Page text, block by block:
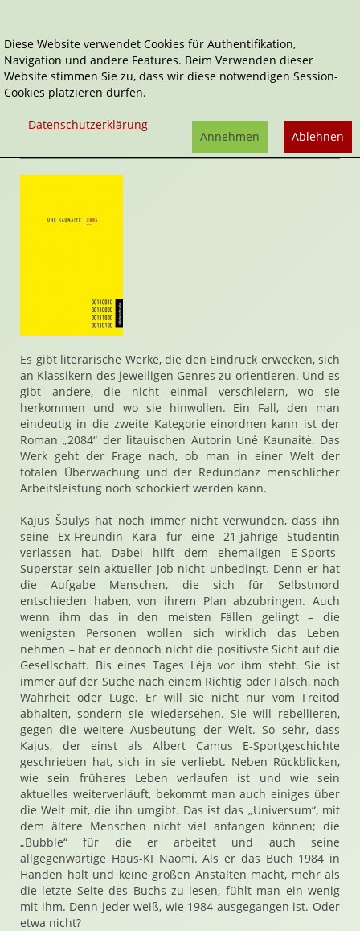
Home Belletristik 2084
2084
Rezension von Stefan Cernohuby | 25. Mai 2026
Es gibt literarische Werke, die den Eindruck erwecken, sich
an Klassikern des jeweiligen Genres zu orientieren. Und es
gibt andere, die nicht einmal verschleiern, wo sie
herkommen und wo sie hinwollen. Ein Fall, den man
eindeutig in die zweite Kategorie einordnen kann ist der
Roman „2084“ der litauischen Autorin Unė Kaunaitė. Das
Werk geht der Frage nach, ob man in einer Welt der
totalen Überwachung und der Redundanz menschlicher
Arbeitsleistung noch schockiert werden kann.
Kajus Šaulys hat noch immer nicht verwunden, dass ihn
seine Ex-Freundin Kara für eine 21-jährige Studentin
verlassen hat. Dabei hilft dem ehemaligen E-Sports-
Superstar sein aktueller Job nicht unbedingt. Denn er hat
die Aufgabe Menschen, die sich für Selbstmord
entschieden haben, von ihrem Plan abzubringen. Auch
wenn ihm das in den meisten Fällen gelingt – die
wenigsten Personen wollen sich wirklich das Leben
nehmen – hat er dennoch nicht die positivste Sicht auf die
Gesellschaft. Bis eines Tages Lėja vor ihm steht. Sie ist
immer auf der Suche nach einem Richtig oder Falsch, nach
Wahrheit oder Lüge. Er will sie nicht nur vom Freitod
abhalten, sondern sie wiedersehen. Sie will rebellieren,
gegen die weitere Ausbeutung der Welt. So sehr, dass
Kajus, der einst als Albert Camus E-Sportgeschichte
geschrieben hat, sich in sie verliebt. Neben Rückblicken,
wie sein früheres Leben verlaufen ist und wie sein
aktuelles weiterverläuft, bekommt man auch einiges über
die Welt mit, die ihn umgibt. Das ist das „Universum“, mit
dem ältere Menschen nicht viel anfangen können; die
„Bubble“ für die er arbeitet und auch seine
allgegenwärtige Haus-KI Naomi. Als er das Buch 1984 in
Händen hält und keine großen Anstalten macht, mehr als
die letzte Seite des Buchs zu lesen, fühlt man ein wenig
mit ihm. Denn jeder weiß, wie 1984 ausgegangen ist. Oder
etwa nicht?
Diese Website verwendet Cookies für Authentifikation,
Navigation und andere Features. Beim Verwenden dieser
Website stimmen Sie zu, dass wir diese notwendigen Session-
Cookies platzieren dürfen.
Datenschutzerklärung
Ablehnen
Annehmen